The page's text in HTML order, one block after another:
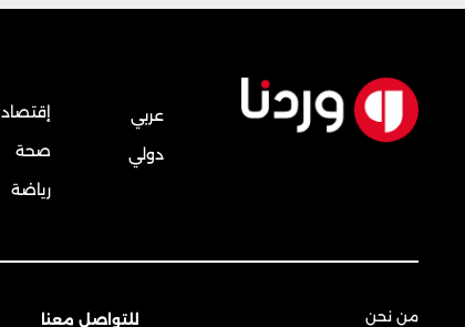
عربي
دولي
إقتصاد
صحة
رياضة
من نحن للتواصل معنا